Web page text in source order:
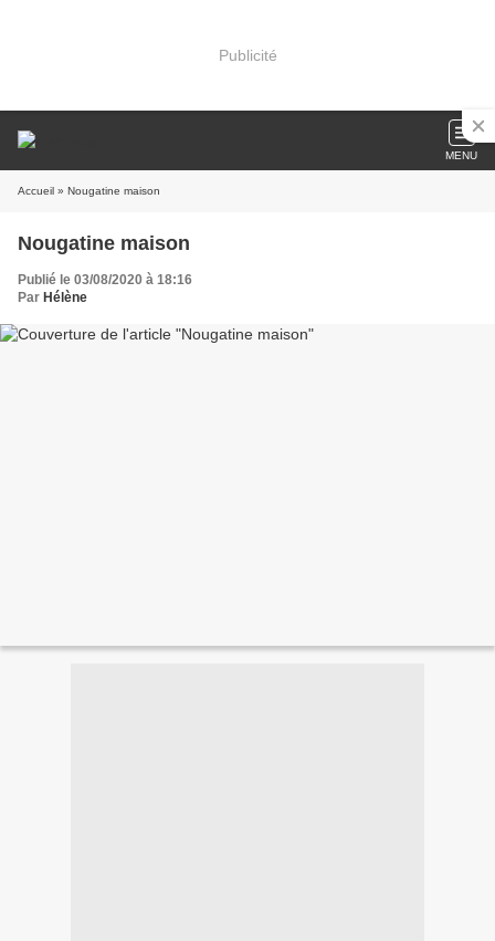
Publicité
MENU
Accueil » Nougatine maison
Nougatine maison
Publié le 03/08/2020 à 18:16
Par Hélène